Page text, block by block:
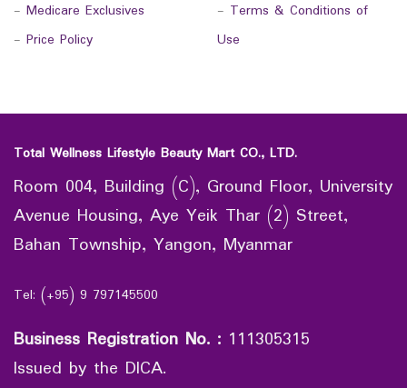
- Medicare Exclusives
- Price Policy
- Terms & Conditions of
Use
Total Wellness Lifestyle Beauty Mart CO., LTD.
Room 004, Building (C), Ground Floor, University
Avenue Housing, Aye Yeik Thar (2) Street,
Bahan Township, Yangon, Myanmar
Tel: (+95) 9 797145500
Business Registration No. : 111305315
Issued by the DICA.